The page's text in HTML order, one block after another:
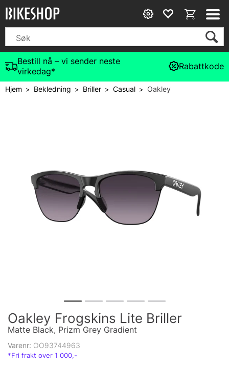
Bestill nå – vi sender neste
virkedag*
Rabattkode
Hjem> Bekledning > Briller>Casual >Oakley
Oakley Frogskins Lite Briller
Matte Black, Prizm Grey Gradient
Varenr: OO93744963